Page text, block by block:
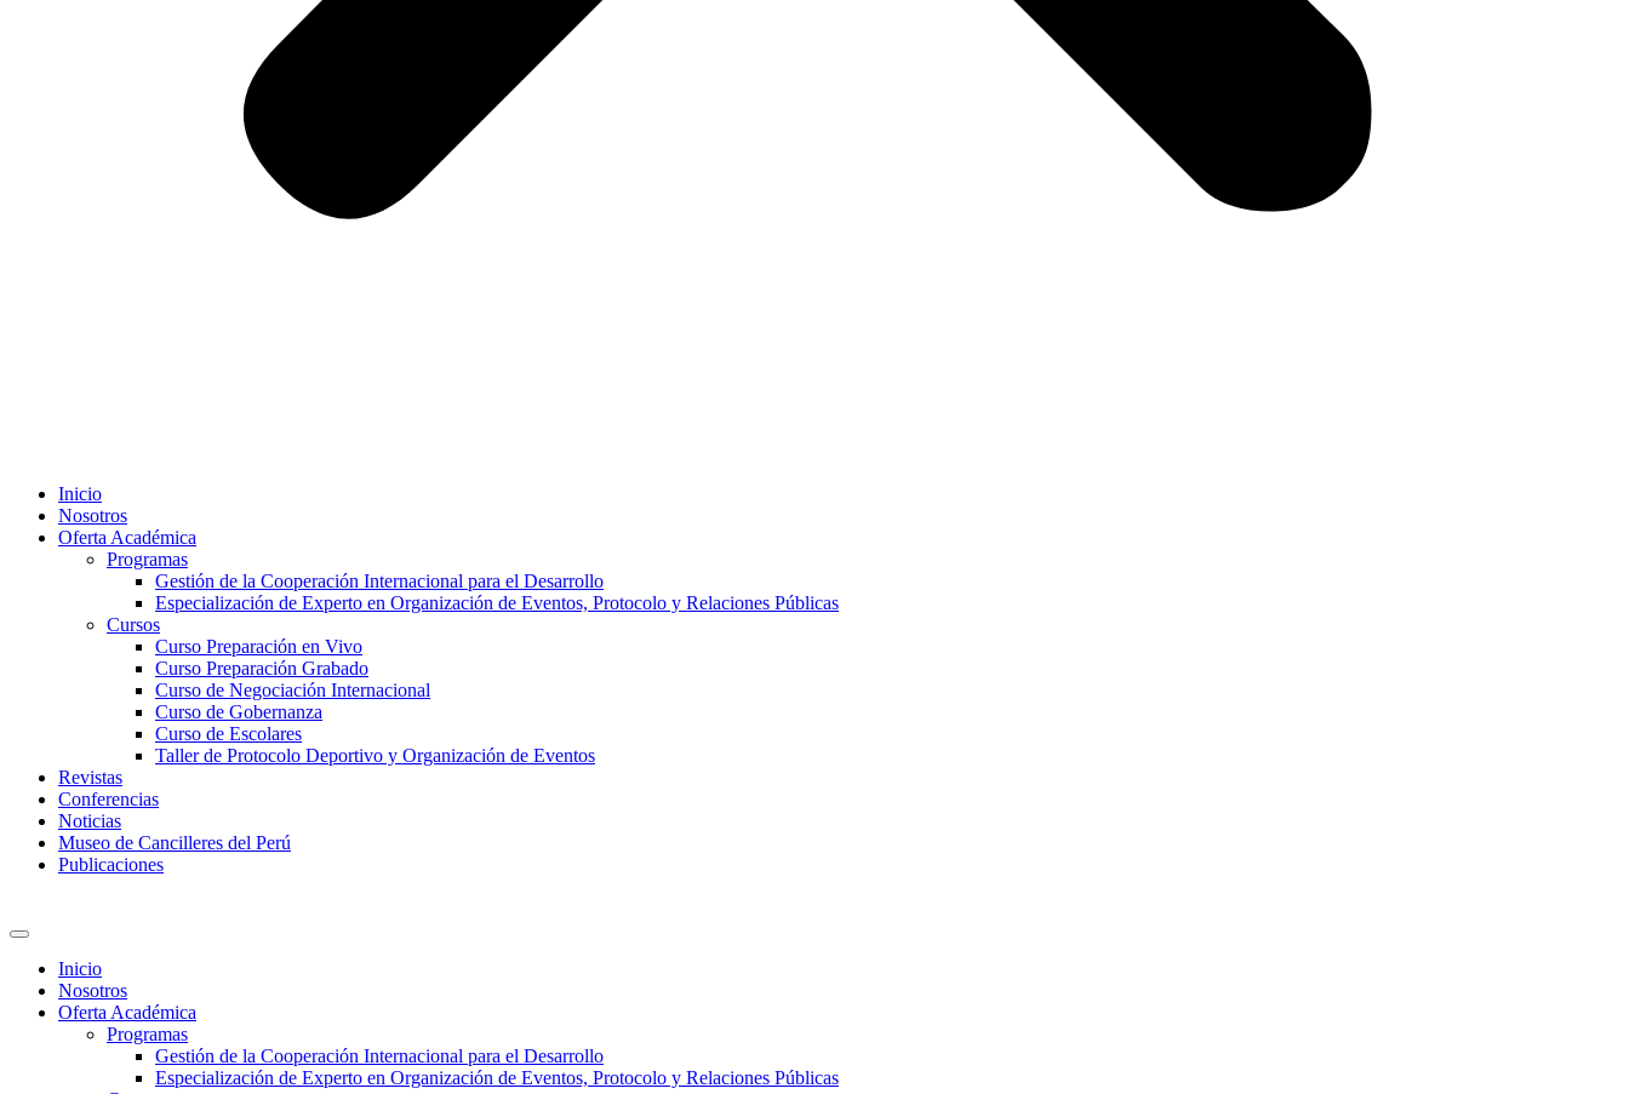
Inicio
Nosotros
Oferta Académica
Programas
Gestión de la Cooperación Internacional para el Desarrollo
Especialización de Experto en Organización de Eventos, Protocolo y Relaciones Públicas
Cursos
Curso Preparación en Vivo
Curso Preparación Grabado
Curso de Negociación Internacional
Curso de Gobernanza
Curso de Escolares
Taller de Protocolo Deportivo y Organización de Eventos
Revistas
Conferencias
Noticias
Museo de Cancilleres del Perú
Publicaciones
Inicio
Nosotros
Oferta Académica
Programas
Gestión de la Cooperación Internacional para el Desarrollo
Especialización de Experto en Organización de Eventos, Protocolo y Relaciones Públicas